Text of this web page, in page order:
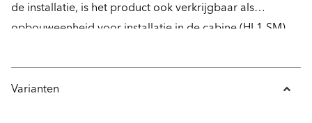
de installatie, is het product ook verkrijgbaar als
opbouweenheid voor installatie in de cabine (HL1-SM).
Varianten